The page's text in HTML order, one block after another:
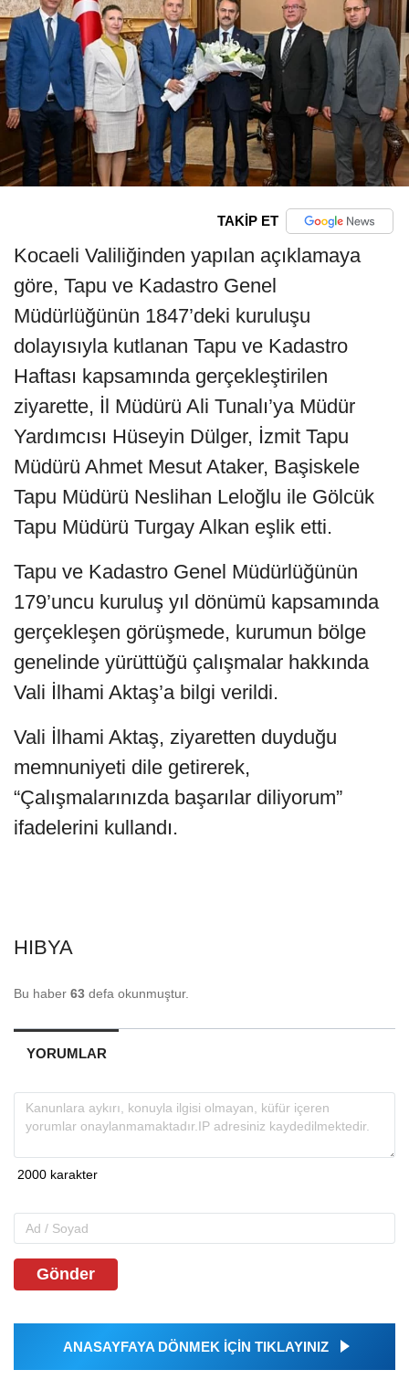
TAKİP ET
Kocaeli Valiliğinden yapılan açıklamaya
göre, Tapu ve Kadastro Genel
Müdürlüğünün 1847’deki kuruluşu
dolayısıyla kutlanan Tapu ve Kadastro
Haftası kapsamında gerçekleştirilen
ziyarette, İl Müdürü Ali Tunalı’ya Müdür
Yardımcısı Hüseyin Dülger, İzmit Tapu
Müdürü Ahmet Mesut Ataker, Başiskele
Tapu Müdürü Neslihan Leloğlu ile Gölcük
Tapu Müdürü Turgay Alkan eşlik etti.
Tapu ve Kadastro Genel Müdürlüğünün
179’uncu kuruluş yıl dönümü kapsamında
gerçekleşen görüşmede, kurumun bölge
genelinde yürüttüğü çalışmalar hakkında
Vali İlhami Aktaş’a bilgi verildi.
Vali İlhami Aktaş, ziyaretten duyduğu
memnuniyeti dile getirerek,
“Çalışmalarınızda başarılar diliyorum”
ifadelerini kullandı.
HIBYA
Bu haber 63 defa okunmuştur.
YORUMLAR
Gönder
ANASAYFAYA DÖNMEK İÇİN TIKLAYINIZ